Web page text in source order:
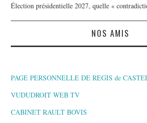
Élection présidentielle 2027, quelle «
NOS AMIS
PAGE PERSONNELLE DE REGIS de
VUDUDROIT WEB TV
CABINET RAULT BOVIS